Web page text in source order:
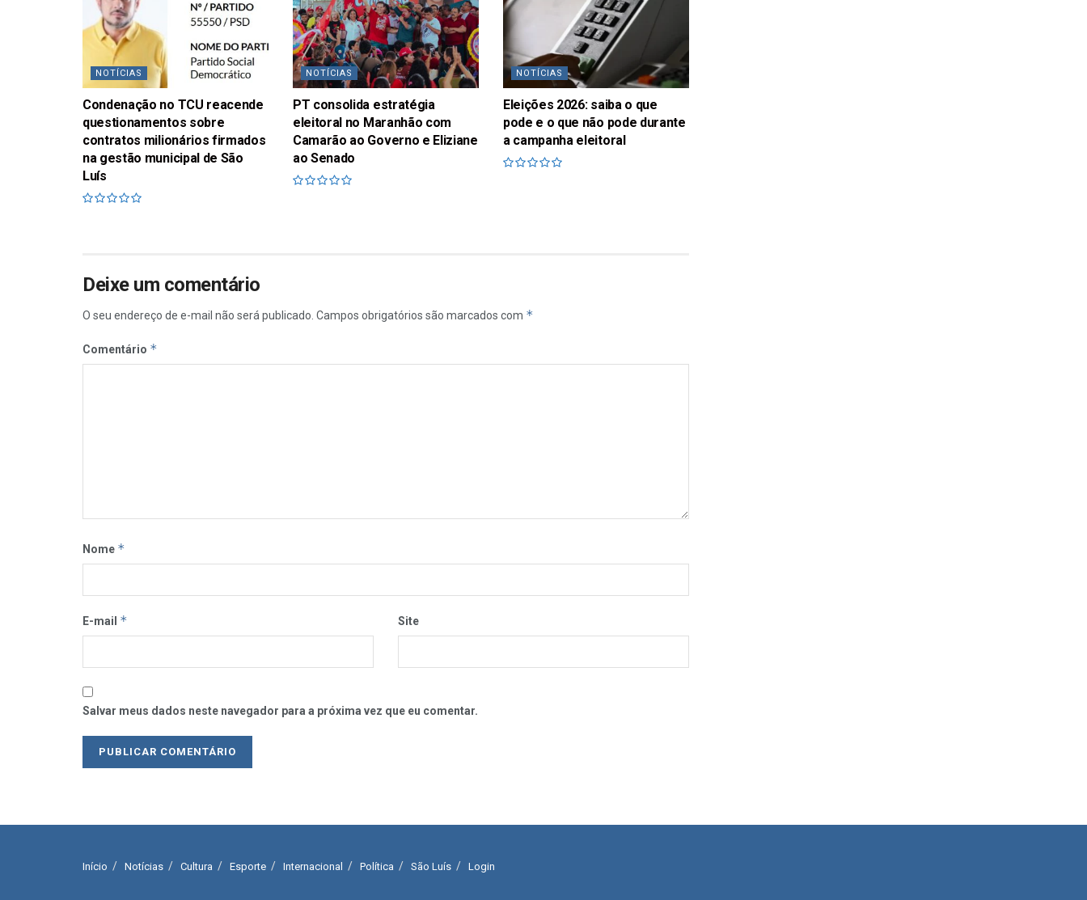
NOTÍCIAS
Condenação no TCU reacende
questionamentos sobre
contratos milionários firmados
na gestão municipal de São
Luís
NOTÍCIAS
PT consolida estratégia
eleitoral no Maranhão com
Camarão ao Governo e Eliziane
ao Senado
NOTÍCIAS
Eleições 2026: saiba o que
pode e o que não pode durante
a campanha eleitoral
Deixe um comentário
O seu endereço de e-mail não será publicado. Campos obrigatórios são marcados com *
Comentário *
Nome *
E-mail * Site
Salvar meus dados neste navegador para a próxima vez que eu comentar.
Início Notícias Cultura Esporte Internacional Política São Luís Login